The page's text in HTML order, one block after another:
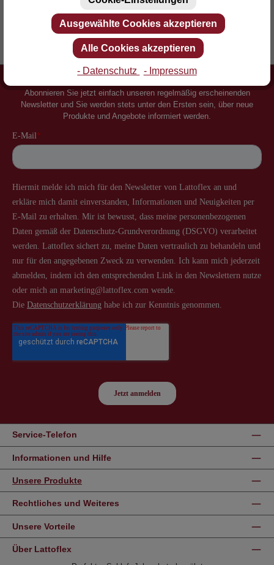
Erfinder des Lattenrostes Mehr als 60 Jahre Erfahrung
Abonnieren Sie jetzt einfach unseren regelmäßig erscheinenden
Newsletter und Sie werden stets unter den Ersten sein, über neue
Produkte und Angebote informiert werden.
Service-Telefon
Informationen und Hilfe
Unsere Produkte
Rechtliches und Weiteres
Unsere Vorteile
Über Lattoflex
Ausgewählte Cookies akzeptieren
Alle Cookies akzeptieren
- Datenschutz - Impressum